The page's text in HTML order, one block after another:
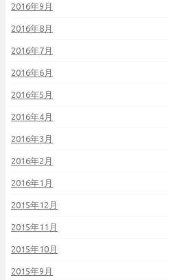
2016年9月
2016年8月
2016年7月
2016年6月
2016年5月
2016年4月
2016年3月
2016年2月
2016年1月
2015年12月
2015年11月
2015年10月
2015年9月